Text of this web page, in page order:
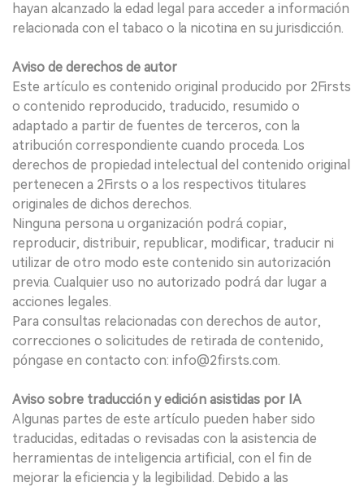
hayan alcanzado la edad legal para acceder a información
relacionada con el tabaco o la nicotina en su jurisdicción.
Aviso de derechos de autor
Este artículo es contenido original producido por 2Firsts
o contenido reproducido, traducido, resumido o
adaptado a partir de fuentes de terceros, con la
atribución correspondiente cuando proceda. Los
derechos de propiedad intelectual del contenido original
pertenecen a 2Firsts o a los respectivos titulares
originales de dichos derechos.
Ninguna persona u organización podrá copiar,
reproducir, distribuir, republicar, modificar, traducir ni
utilizar de otro modo este contenido sin autorización
previa. Cualquier uso no autorizado podrá dar lugar a
acciones legales.
Para consultas relacionadas con derechos de autor,
correcciones o solicitudes de retirada de contenido,
póngase en contacto con: info@2firsts.com.
Aviso sobre traducción y edición asistidas por IA
Algunas partes de este artículo pueden haber sido
traducidas, editadas o revisadas con la asistencia de
herramientas de inteligencia artificial, con el fin de
mejorar la eficiencia y la legibilidad. Debido a las